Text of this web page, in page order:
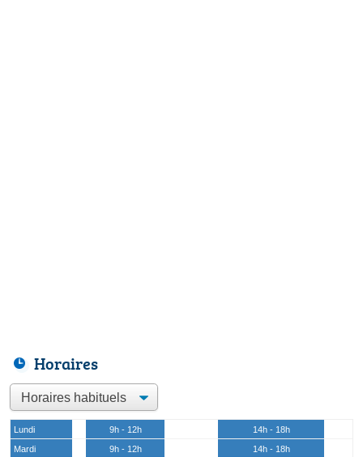
Horaires
Lundi 9h - 12h
14h - 18h
Mardi
9h - 12h
14h - 18h